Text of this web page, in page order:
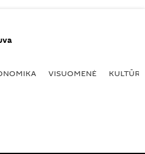
VISUOMENĖ KULTŪRA